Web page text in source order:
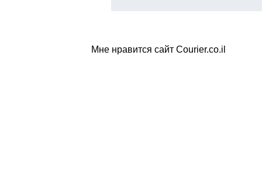
Мне нравится сайт Courier.co.il